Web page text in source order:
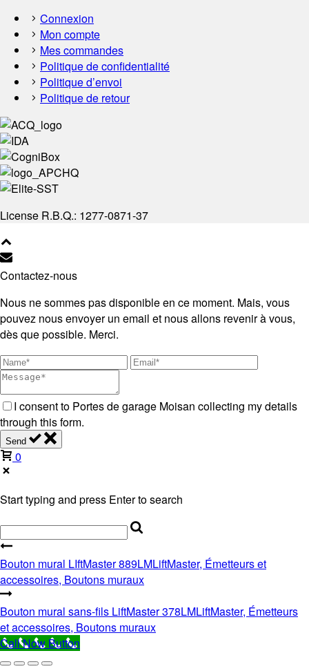
Connexion
Mon compte
Mes commandes
Politique de confidentialité
Politique d’envoi
Politique de retour
License R.B.Q.: 1277-0871-37
Contactez-nous
Nous ne sommes pas disponible en ce moment. Mais, vous
pouvez nous envoyer un email et nous allons revenir à vous,
dès que possible. Merci.
I consent to Portes de garage Moisan collecting my details
through this form.
Send
0
Start typing and press Enter to search
Bouton mural LIftMaster 889LMLiftMaster, Émetteurs et
accessoires, Boutons muraux
Bouton mural sans-fils LiftMaster 378LMLiftMaster, Émetteurs
et accessoires, Boutons muraux
Call Now Button